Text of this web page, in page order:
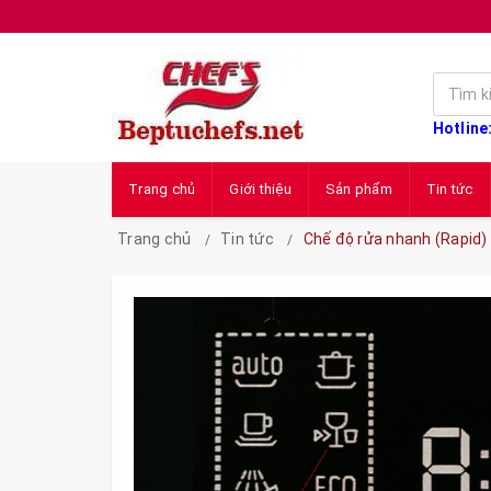
Trang chủ Giới thiệu Sản phẩm Tin tức
Trang chủ Tin tức Chế độ rửa nhanh